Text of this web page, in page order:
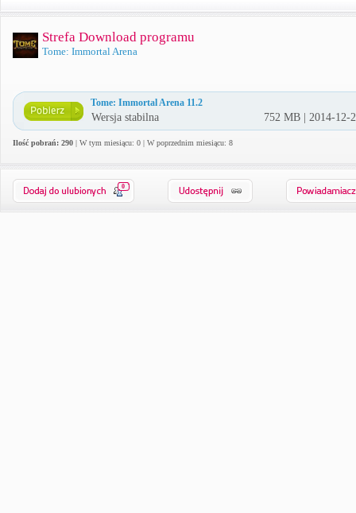
Strefa Download programu
Tome: Immortal Arena
Tome: Immortal Arena 11.2
Wersja stabilna 752 MB | 2014-12-
Ilość pobrań: 290 | W tym miesiącu: 0 | W poprzednim miesiącu: 8
0